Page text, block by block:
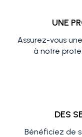
UNE
Assurez-vous
à notre
DES
Bénéficiez de